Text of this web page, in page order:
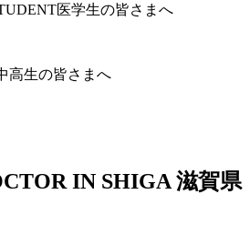
医学生の皆さまへ
高生の皆さまへ
IN SHIGA 滋賀県